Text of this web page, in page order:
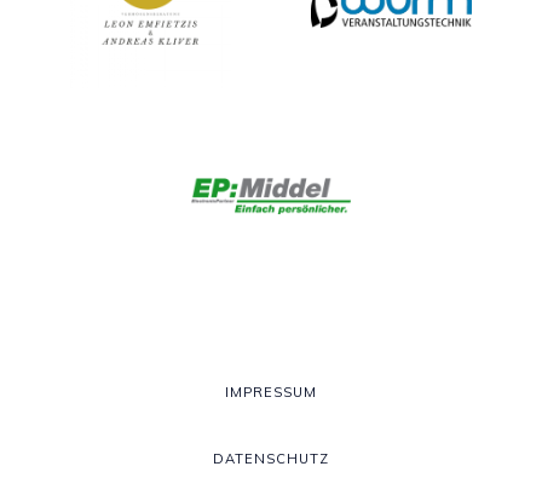
IMPRESSUM
DATENSCHUTZ